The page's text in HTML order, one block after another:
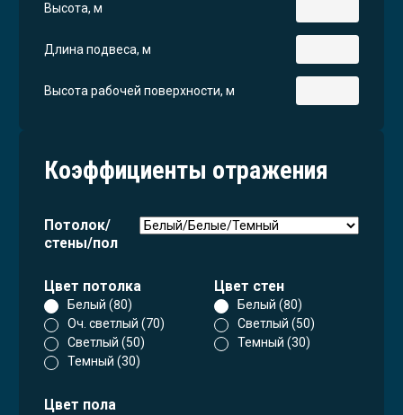
Высота, м
Длина подвеса, м
Высота рабочей поверхности, м
Коэффициенты отражения
Потолок/
стены/пол
Цвет потолка
Белый (80)
Оч. светлый (70)
Светлый (50)
Темный (30)
Цвет стен
Белый (80)
Светлый (50)
Темный (30)
Цвет пола